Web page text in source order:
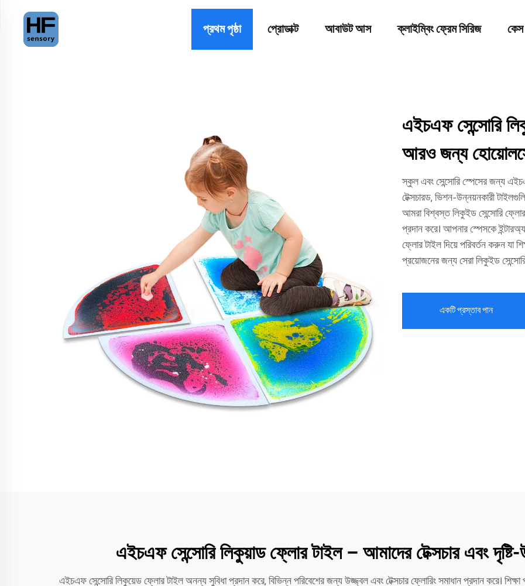
প্রথম পৃষ্ঠা প্রোডাক্ট আবাউট আস ক্লাইম্বিং ফ্রেম সিরিজ কেস
এইচএফ সেন্সোরি
আরও জন্য
স্কুল এবং সেন্সোরি স্পেসের জন্য
টেক্সচারড, ভিশন-উন্নয়নকারী
আমরা বিশ্বস্ত লিকুইড সেন্সোরি ফ্লোর
প্রদান করে। আপনার স্পেসকে
ফ্লোর টাইল দিয়ে পরিবর্তন করুন যা
প্রয়োজনের জন্য সেরা লিকুইড
একটি প্রস্তাব পান
এইচএফ সেন্সোরি লিকুয়াড ফ্লোর টাইল – আমাদের টেক্সচার এবং
এইচএফ সেন্সোরি লিকুয়েড ফ্লোর টাইল অনন্য সুবিধা প্রদান করে, বিভিন্ন পরিবেশের জন্য উজ্জ্বল এবং টেক্সচার ফ্লোরিং সমাধান প্রদান করে।